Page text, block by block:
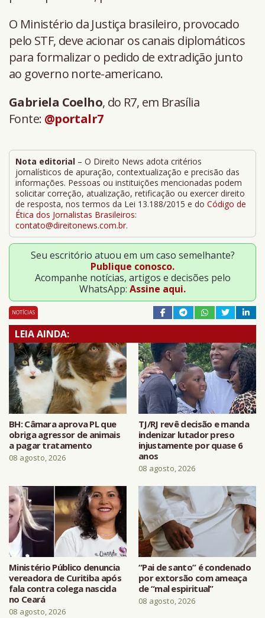
O Ministério da Justiça brasileiro, provocado
pelo STF, deve acionar os canais diplomáticos
para formalizar o pedido de extradição junto
ao governo norte-americano.
Gabriela Coelho, do R7, em Brasília
Fonte: @portalr7
Nota editorial – O Direito News adota critérios
jornalísticos de apuração, contextualização e precisão das
informações. Pessoas ou instituições mencionadas podem
solicitar correção, atualização, retificação ou exercer direito
de resposta, nos termos da Lei 13.188/2015 e do Código de
Ética dos Jornalistas Brasileiros:
contato@direitonews.com.br.
Seu escritório atuou em um caso semelhante?
Publique conosco.
Acompanhe notícias, artigos e decisões pelo
WhatsApp: Assine aqui.
NOTÍCIAS
LEIA AINDA:
BH: Câmara aprova PL que
obriga agressor de animais
a pagar tratamento
08 agosto, 2026
TJ/RJ revê decisão e manda
indenizar lutador preso
injustamente por quase 6
anos
08 agosto, 2026
Ministério Público denuncia
vereadora de Curitiba após
fala contra colega nascida
no Ceará
08 agosto, 2026
“Pai de santo” é condenado
por extorsão com ameaça
de “mal espiritual”
08 agosto, 2026